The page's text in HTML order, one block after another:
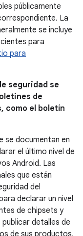
públicamente
La
se incluye
para
para
seguridad se
de
como el boletín
se documentan en
el último nivel de
Android. Las
que están
del
declarar un nivel
de chipsets y
detalles de
de sus productos,